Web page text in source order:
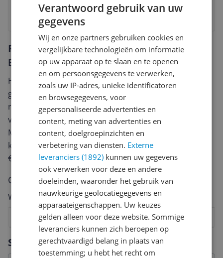
Bekijk product
Specificaties
Reviews
Er zijn nog geen reviews geschreven
Heb jij dit product in bezit en wil je graag je mening
geven? Start dan hieronder met het schrijven van je
review. Afhankelijk van de details duurt het schrijven
van een review gemiddeld tussen de 3 en 10 minuten.
Met jouw mening help je andere bezoekers een betere
keuze te maken én maak je iedere maand kans op
€250,-!
Klik hier voor de actievoorwaarden.
Cijfer
Welk cijfer geef jij dit product?
9
8
7
6
5
4
3
2
Verantwoord gebruik van uw
gegevens
Wij en onze partners gebruiken cookies en
vergelijkbare technologieën om informatie
op uw apparaat op te slaan en te openen
en om persoonsgegevens te verwerken,
zoals uw IP-adres, unieke identificatoren
en browsegegevens, voor
gepersonaliseerde advertenties en
content, meting van advertenties en
content, doelgroepinzichten en
verbetering van diensten. Externe
leveranciers (1892) kunnen uw gegevens
ook verwerken voor deze en andere
doeleinden, waaronder het gebruik van
nauwkeurige geolocatiegegevens en
apparaateigenschappen. Uw keuzes
gelden alleen voor deze website. Sommige
leveranciers kunnen zich beroepen op
gerechtvaardigd belang in plaats van
toestemming; u hebt het recht om